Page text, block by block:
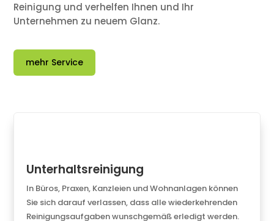
Reinigung und verhelfen Ihnen und Ihr
Unternehmen zu neuem Glanz.
mehr Service
Unterhaltsreinigung
In Büros, Praxen, Kanzleien und Wohnanlagen können
Sie sich darauf verlassen, dass alle wiederkehrenden
Reinigungsaufgaben wunschgemäß erledigt werden.